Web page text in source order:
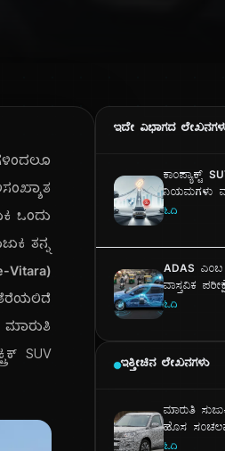
ಒಂದು
ತನ್ನ
Vitara)
ಮಾರುತಿ
SUV
ಇದೇ ವಿಭಾಗದ
ಕಾಂಪ್ಯಾಕ್ಟ್
ನಿಯಮಗಳು
ವಿಭಾಗವನ್ನು
ಓದಿ
ADAS
ವಾಸ್ತವಿಕ
ಓದಿ
ಇತ್ತೀಚಿನ ಲೇಖನಗಳು
ಮಾರುತಿ
ಹೊಸ
ಓದಿ